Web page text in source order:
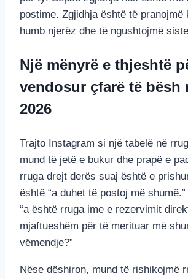
postime. Zgjidhja është të pranojmë
humb njerëz dhe të ngushtojmë
Një mënyrë e thjeshtë
vendosur çfarë të bësh
2026
Trajto Instagram si një tabelë në
mund të jetë e bukur dhe prapë e
rruga drejt derës suaj është e
është “a duhet të postoj më
“a është rruga ime e rezervimit
mjaftueshëm për të merituar më
vëmendje?”
Nëse dëshiron, mund të rishikojmë